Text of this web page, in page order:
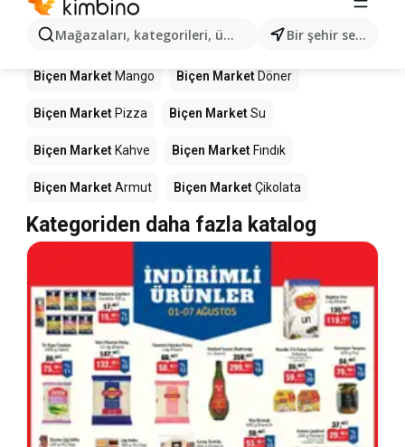
Mağazaları, kategorileri, ürünleri arayın... Bir şehir seçin
Mağazalardaki diğer ürünler Biçen
Market
Biçen Market Mango Biçen Market Döner
Biçen Market Pizza Biçen MarketSu
Biçen Market Kahve Biçen Market Fındık
Biçen MarketArmut Biçen MarketÇikolata
Kategoriden daha fazla katalog